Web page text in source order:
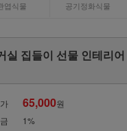
엽식물 공기정화식물
실 집들이 선물 인테리어
65,000원
1%